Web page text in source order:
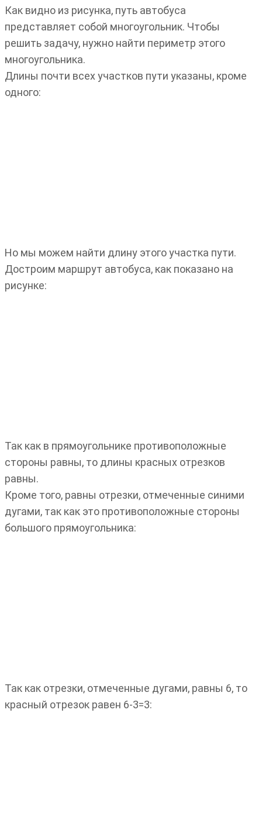
Как видно из рисунка, путь автобуса
представляет собой многоугольник. Чтобы
решить задачу, нужно найти периметр этого
многоугольника.
Длины почти всех участков пути указаны, кроме
одного:
Но мы можем найти длину этого участка пути.
Достроим маршрут автобуса, как показано на
рисунке:
Так как в прямоугольнике противоположные
стороны равны, то длины красных отрезков
равны.
Кроме того, равны отрезки, отмеченные синими
дугами, так как это противоположные стороны
большого прямоугольника:
Так как отрезки, отмеченные дугами, равны 6, то
красный отрезок равен 6-3=3: